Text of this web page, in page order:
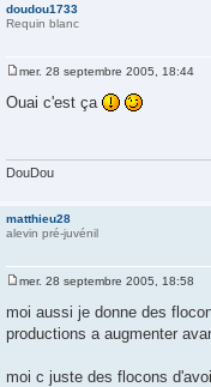
doudou1733
Requin blanc
s
e
mer. 28 septembre 2005, 18:44
Ouai c'est ça
DouDou
matthieu28
alevin pré-juvénil
s
s
e
mer. 28 septembre 2005, 18:58
moi aussi je donne des
productions a augmenter
moi c juste des flocons